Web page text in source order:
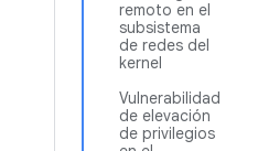
remoto en el
subsistema
de redes del
kernel
Vulnerabilidad
de elevación
de privilegios